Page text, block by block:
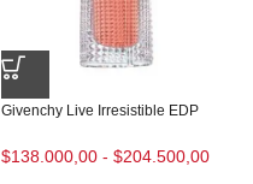
Givenchy Live Irresistible EDP
$138.000,00 - $204.500,00